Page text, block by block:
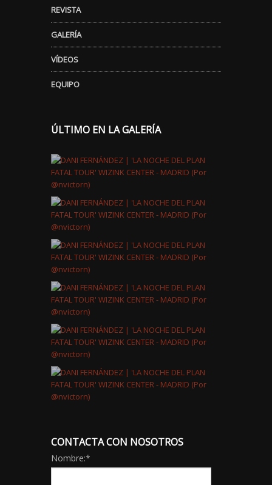
REVISTA
GALERÍA
VÍDEOS
EQUIPO
ÚLTIMO EN LA GALERÍA
CONTACTA CON NOSOTROS
Nombre:*